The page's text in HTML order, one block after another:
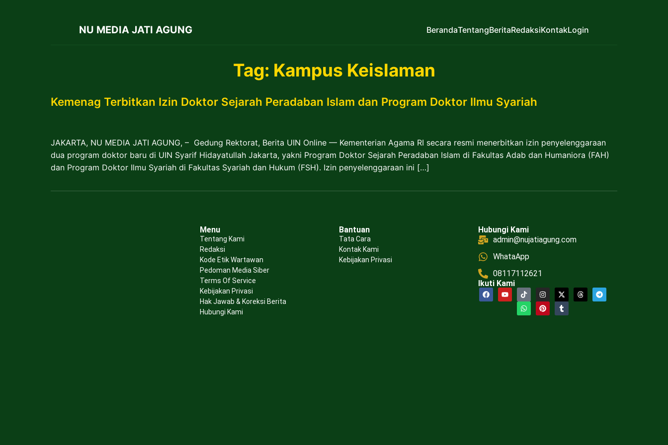
NU MEDIA JATI AGUNG BerandaTentangBeritaRedaksiKontakLogin
Tag: Kampus Keislaman
Kemenag Terbitkan Izin Doktor Sejarah Peradaban Islam dan Program Doktor Ilmu Syariah
JAKARTA, NU MEDIA JATI AGUNG, – Gedung Rektorat, Berita UIN Online — Kementerian Agama RI secara resmi menerbitkan izin penyelenggaraan
dua program doktor baru di UIN Syarif Hidayatullah Jakarta, yakni Program Doktor Sejarah Peradaban Islam di Fakultas Adab dan Humaniora (FAH)
dan Program Doktor Ilmu Syariah di Fakultas Syariah dan Hukum (FSH). Izin penyelenggaraan ini […]
Menu
Tentang Kami
Redaksi
Kode Etik Wartawan
Pedoman Media Siber
Terms Of Service
Kebijakan Privasi
Hak Jawab & Koreksi Berita
Hubungi Kami
Bantuan
Tata Cara
Kontak Kami
Kebijakan Privasi
Hubungi Kami
admin@nujatiagung.com
WhataApp
08117112621
Ikuti Kami